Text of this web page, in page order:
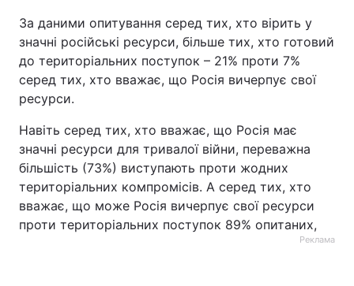
За даними опитування серед тих, хто вірить у
значні російські ресурси, більше тих, хто готовий
до територіальних поступок – 21% проти 7%
серед тих, хто вважає, що Росія вичерпує свої
ресурси.
Навіть серед тих, хто вважає, що Росія має
значні ресурси для тривалої війни, переважна
більшість (73%) виступають проти жодних
територіальних компромісів. А серед тих, хто
вважає, що може Росія вичерпує свої ресурси
проти територіальних поступок 89% опитаних,
Реклама